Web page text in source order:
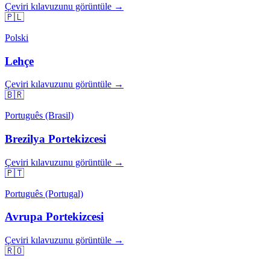
Çeviri kılavuzunu görüntüle →
🇵🇱
Polski
Lehçe
Çeviri kılavuzunu görüntüle →
🇧🇷
Português (Brasil)
Brezilya Portekizcesi
Çeviri kılavuzunu görüntüle →
🇵🇹
Português (Portugal)
Avrupa Portekizcesi
Çeviri kılavuzunu görüntüle →
🇷🇴